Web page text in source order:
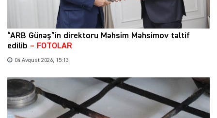
“ARB Günəş”in direktoru Məhsim Məhsimov təltif
edilib – FOTOLAR
04 Avqust 2026, 15:13